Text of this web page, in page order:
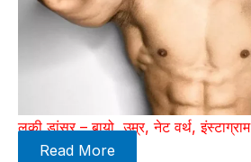
लकी डांसर – बायो, उम्र, नेट वर्थ, इंस्टाग्राम
Read More